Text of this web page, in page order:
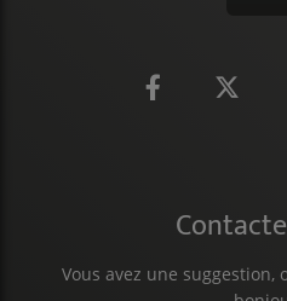
Vous avez une suggestion,